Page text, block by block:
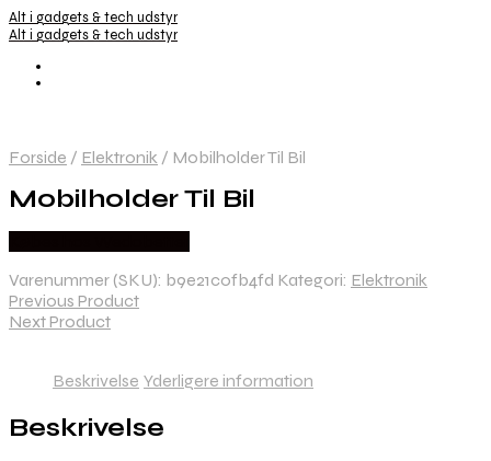
Alt i gadgets & tech udstyr
Alt i gadgets & tech udstyr
Forside / Elektronik / Mobilholder Til Bil
Mobilholder Til Bil
Varenummer (SKU): b9e21c0fb4fd Kategori: Elektronik
Previous Product
Next Product
Beskrivelse Yderligere information
Beskrivelse